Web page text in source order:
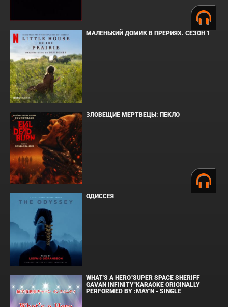
МАЛЕНЬКИЙ ДОМИК В ПРЕРИЯХ. СЕЗОН 1
ЗЛОВЕЩИЕ МЕРТВЕЦЫ: ПЕКЛО
ОДИССЕЯ
WHAT'S A HERO"SUPER SPACE SHERIFF
GAVAN INFINITY"KARAOKE ORIGINALLY
PERFORMED BY :MAY'N - SINGLE